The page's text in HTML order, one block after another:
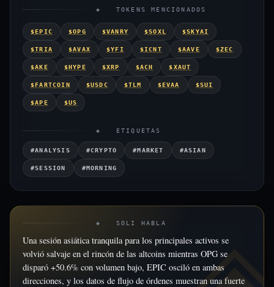
◈ TOKENS MENCIONADOS
$EPIC $OPG $VANRY $SOXL $SKYAI
$TRIA $AVAX $YFI $ICNT $AAVE $ZEC
$AKE $HYPE $XRP $ACH $XAUT
$FARTCOIN $USDC $TLM $EVAA $SUI
$APE $US
◈ ETIQUETAS
#ANALYSIS #CRYPTO #MARKET #ASIAN
#SESSION #MORNING
◈ SOLI HABLA
Una sesión asiática tranquila para los principales activos se
volvió salvaje en el rincón de las altcoins mientras OPG se
disparó +50.6% con volumen bajo, EPIC osciló en ambas
direcciones, y los datos de flujo de órdenes muestran una fuerte